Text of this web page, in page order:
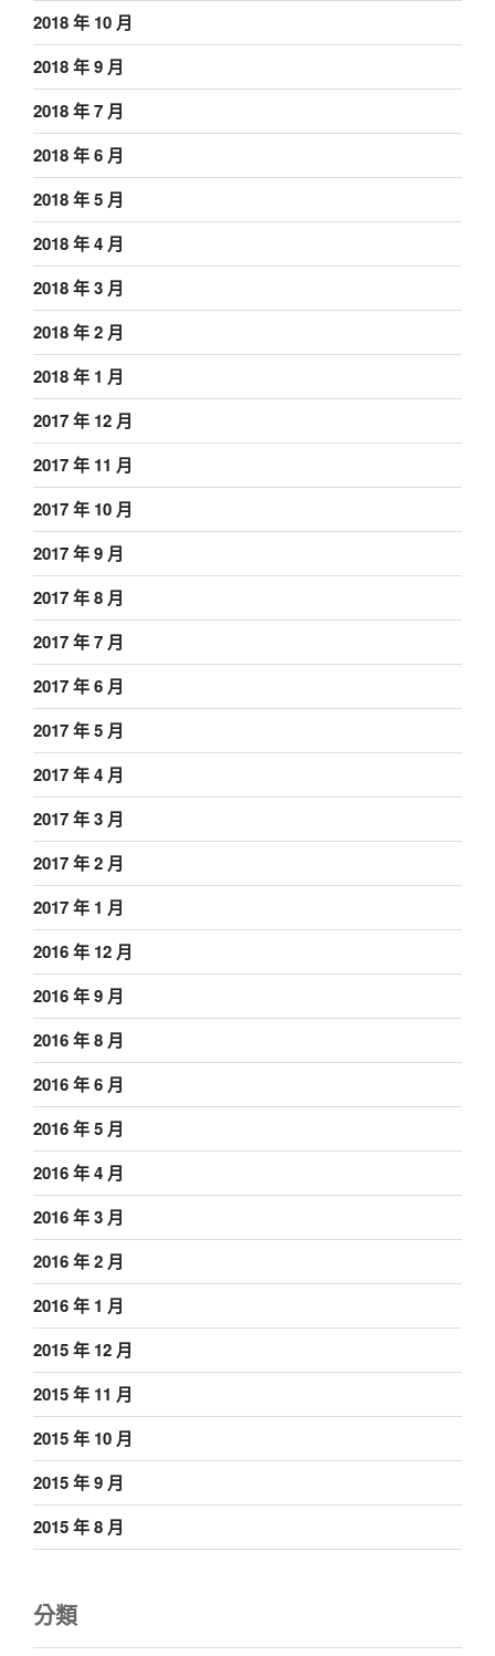
2018 年 10 月
2018 年 9 月
2018 年 7 月
2018 年 6 月
2018 年 5 月
2018 年 4 月
2018 年 3 月
2018 年 2 月
2018 年 1 月
2017 年 12 月
2017 年 11 月
2017 年 10 月
2017 年 9 月
2017 年 8 月
2017 年 7 月
2017 年 6 月
2017 年 5 月
2017 年 4 月
2017 年 3 月
2017 年 2 月
2017 年 1 月
2016 年 12 月
2016 年 9 月
2016 年 8 月
2016 年 6 月
2016 年 5 月
2016 年 4 月
2016 年 3 月
2016 年 2 月
2016 年 1 月
2015 年 12 月
2015 年 11 月
2015 年 10 月
2015 年 9 月
2015 年 8 月
分類